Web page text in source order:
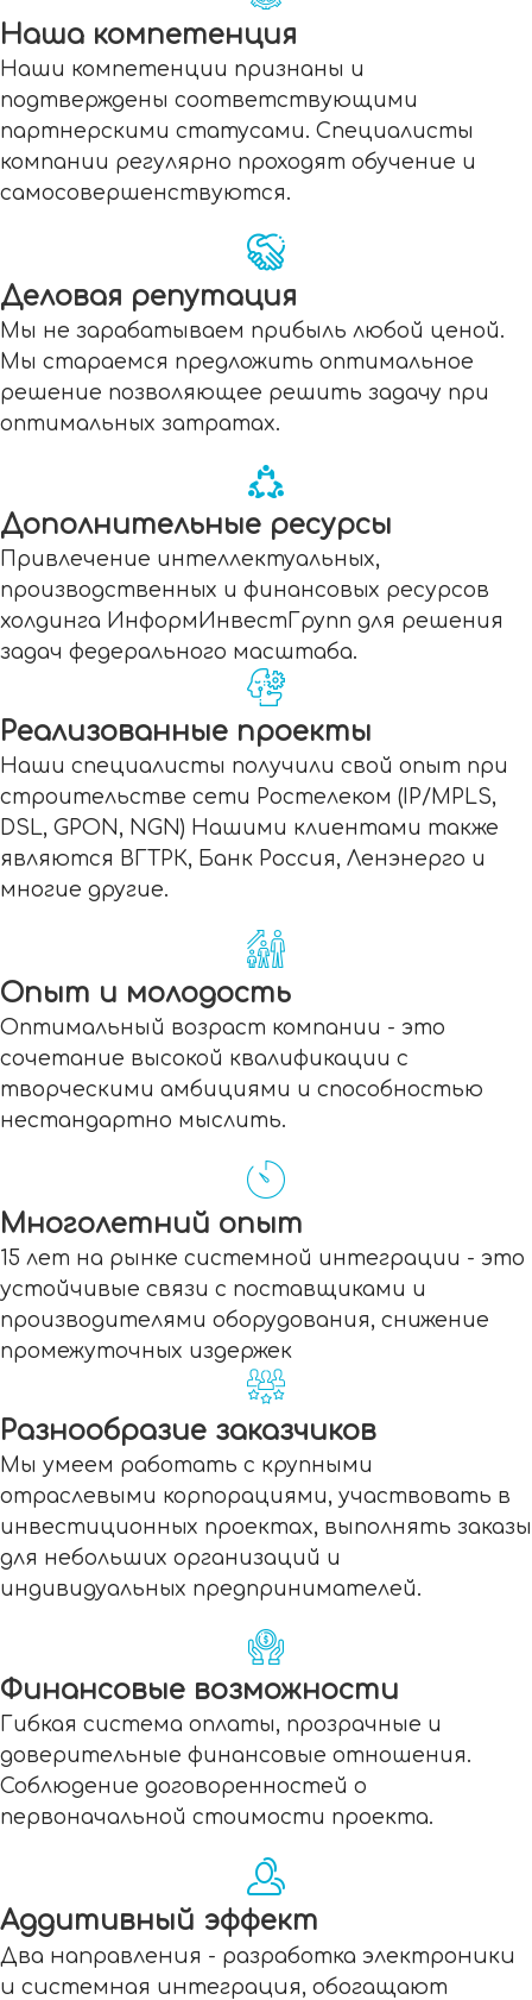
Наша компетенция
Наши компетенции признаны и
подтверждены соответствующими
партнерскими статусами. Специалисты
компании регулярно проходят обучение и
самосовершенствуются.
Деловая репутация
Мы не зарабатываем прибыль любой ценой.
Мы стараемся предложить оптимальное
решение позволяющее решить задачу при
оптимальных затратах.
Дополнительные ресурсы
Привлечение интеллектуальных,
производственных и финансовых ресурсов
холдинга ИнформИнвестГрупп для решения
задач федерального масштаба.
Реализованные проекты
Наши специалисты получили свой опыт при
строительстве сети Ростелеком (IP/MPLS,
DSL, GPON, NGN) Нашими клиентами также
являются ВГТРК, Банк Россия, Ленэнерго и
многие другие.
Опыт и молодость
Оптимальный возраст компании - это
сочетание высокой квалификации с
творческими амбициями и способностью
нестандартно мыслить.
Многолетний опыт
15 лет на рынке системной интеграции - это
устойчивые связи с поставщиками и
производителями оборудования, снижение
промежуточных издержек
Разнообразие заказчиков
Мы умеем работать с крупными
отраслевыми корпорациями, участвовать в
инвестиционных проектах, выполнять заказы
для небольших организаций и
индивидуальных предпринимателей.
Финансовые возможности
Гибкая система оплаты, прозрачные и
доверительные финансовые отношения.
Соблюдение договоренностей о
первоначальной стоимости проекта.
Аддитивный эффект
Два направления - разработка электроники
и системная интеграция, обогащают